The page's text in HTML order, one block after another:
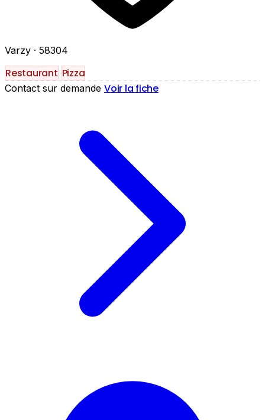
Varzy · 58304
Restaurant Pizza
Contact sur demande Voir la fiche